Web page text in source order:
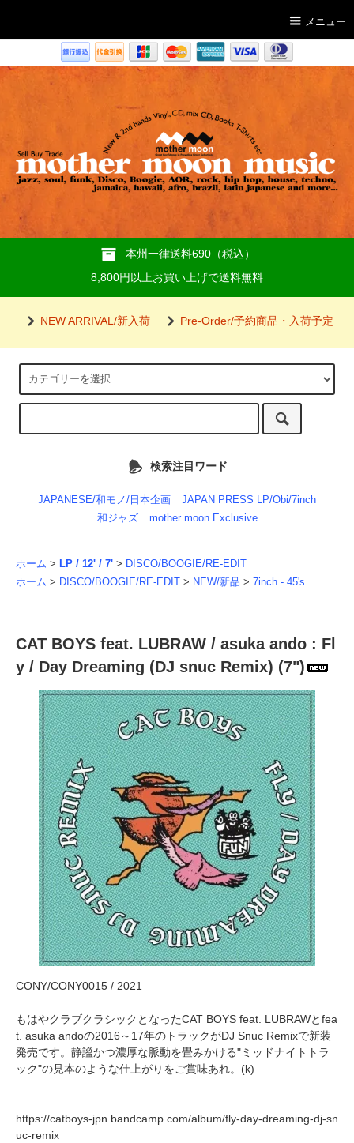
メニュー
本州一律送料690（税込）
8,800円以上お買い上げで送料無料
NEW ARRIVAL/新入荷 Pre-Order/予約商品・入荷予定
検索注目ワード
JAPANESE/和モノ/日本企画
JAPAN PRESS LP/Obi/7inch
和ジャズ
mother moon Exclusive
ホーム > LP / 12' / 7' > DISCO/BOOGIE/RE-EDIT
ホーム > DISCO/BOOGIE/RE-EDIT > NEW/新品 > 7inch - 45's
CAT BOYS feat. LUBRAW / asuka ando : Fl
y / Day Dreaming (DJ snuc Remix) (7")
CONY/CONY0015 / 2021
もはやクラブクラシックとなったCAT BOYS feat. LUBRAWとfea
t. asuka andoの2016～17年のトラックがDJ Snuc Remixで新装
発売です。静謐かつ濃厚な脈動を畳みかける"ミッドナイトトラ
ック"の見本のような仕上がりをご賞味あれ。(k)
https://catboys-jpn.bandcamp.com/album/fly-day-dreaming-dj-sn
uc-remix